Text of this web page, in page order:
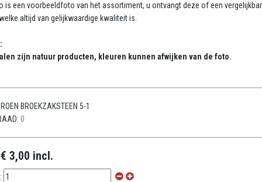
is een voorbeeldfoto van het assortiment, u ontvangt deze of een
altijd van gelijkwaardige kwaliteit is.
zijn natuur producten, kleuren kunnen afwijken van de foto.
BROEKZAKSTEEN 5-1
0
€ 3,00 incl.